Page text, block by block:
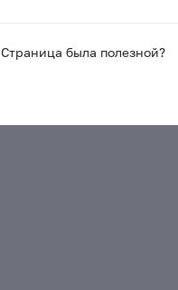
Страница была полезной?